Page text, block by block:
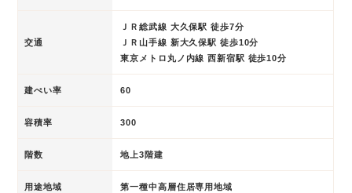
交通
ＪＲ総武線 大久保駅 徒歩7分
ＪＲ山手線 新大久保駅 徒歩10分
東京メトロ丸ノ内線 西新宿駅 徒歩10分
建ぺい率 60
容積率 300
階数 地上3階建
用途地域 第一種中高層住居専用地域